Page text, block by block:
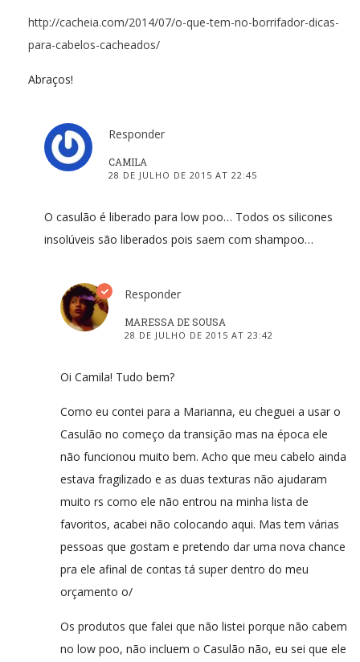
http://cacheia.com/2014/07/o-que-tem-no-borrifador-dicas-
para-cabelos-cacheados/
Abraços!
Responder
CAMILA
28 DE JULHO DE 2015 AT 22:45
O casulão é liberado para low poo… Todos os silicones
insolúveis são liberados pois saem com shampoo…
Responder
MARESSA DE SOUSA
28 DE JULHO DE 2015 AT 23:42
Oi Camila! Tudo bem?
Como eu contei para a Marianna, eu cheguei a usar o
Casulão no começo da transição mas na época ele
não funcionou muito bem. Acho que meu cabelo ainda
estava fragilizado e as duas texturas não ajudaram
muito rs como ele não entrou na minha lista de
favoritos, acabei não colocando aqui. Mas tem várias
pessoas que gostam e pretendo dar uma nova chance
pra ele afinal de contas tá super dentro do meu
orçamento o/
Os produtos que falei que não listei porque não cabem
no low poo, não incluem o Casulão não, eu sei que ele